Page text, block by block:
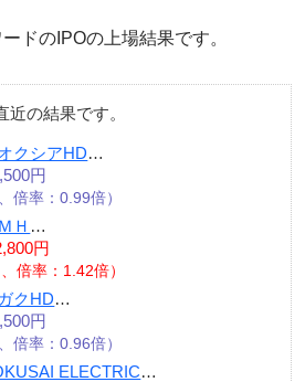
ドのIPOの上場結果です。
近の結果です。
クシアHD…
円
倍率：0.99倍）
Ｈ …
円
倍率：1.42倍）
クHD…
円
倍率：0.96倍）
ELECTRIC…